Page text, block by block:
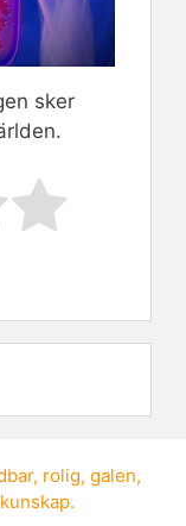
sker
, rolig, galen,
.